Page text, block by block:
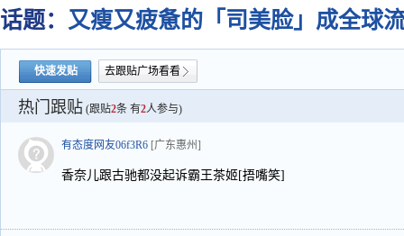
场子
话题： 又瘦又疲惫的「司美脸」成全球
快速发贴 去跟贴广场看看
热门跟贴 (跟贴2条 有2人参与)
有态度网友06f3R6 [广东惠州]
香奈儿跟古驰都没起诉霸王茶姬[捂嘴笑]